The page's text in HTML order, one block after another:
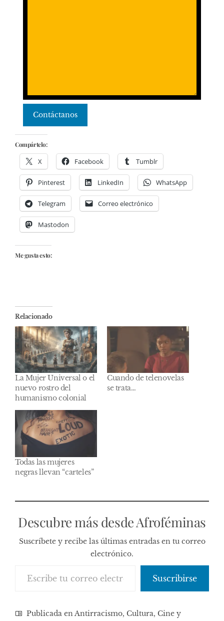
Contáctanos
Compártelo:
X Facebook Tumblr
Pinterest LinkedIn WhatsApp
Telegram Correo electrónico
Mastodon
Me gusta esto:
Relacionado
La Mujer Universal o el
nuevo rostro del
humanismo colonial
Cuando de telenovelas
se trata…
Todas las mujeres
negras llevan “carteles”
Descubre más desde Afroféminas
Suscríbete y recibe las últimas entradas en tu correo
electrónico.
Suscribirse
Publicada enAntirracismo, Cultura, Cine y